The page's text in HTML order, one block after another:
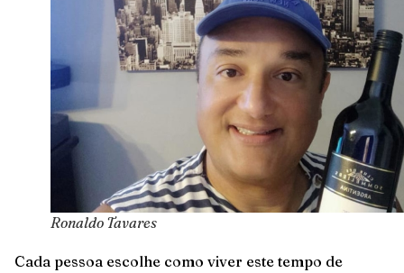
Ronaldo Tavares
Cada pessoa escolhe como viver este tempo de